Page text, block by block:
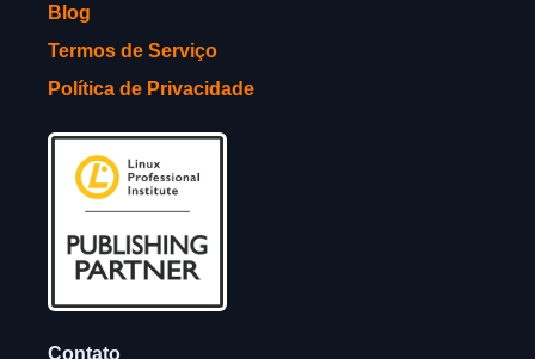
Blog
Termos de Serviço
Política de Privacidade
Contato